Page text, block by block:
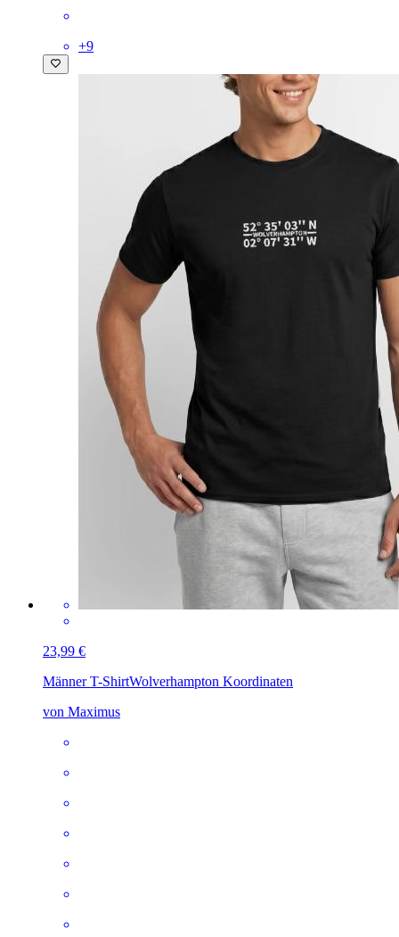
+9
23,99 €
Männer T-ShirtWolverhampton Koordinaten
von Maximus